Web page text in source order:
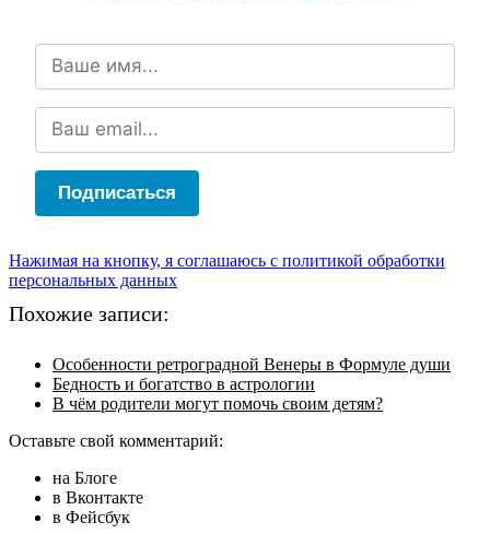
Подписаться
Нажимая на кнопку, я соглашаюсь с политикой обработки
персональных данных
Похожие записи:
Особенности ретроградной Венеры в Формуле души
Бедность и богатство в астрологии
В чём родители могут помочь своим детям?
Оставьте свой комментарий:
на Блоге
в Вконтакте
в Фейсбук